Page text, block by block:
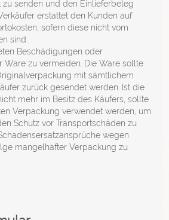
zu senden und den Einlieferbeleg
erstattet den Kunden auf
sofern diese nicht vom
sind.
Beschädigungen oder
Ware zu vermeiden. Die Ware sollte
mit sämtlichem
zurück gesendet werden. Ist die
mehr im Besitz des Käufers, sollte
Verpackung verwendet werden, um
Schutz vor Transportschäden zu
wegen
mangelhafter Verpackung zu